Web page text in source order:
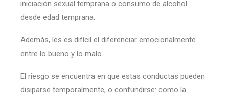
iniciación sexual temprana o consumo de alcohol
desde edad temprana.
Además, les es difícil el diferenciar emocionalmente
entre lo bueno y lo malo.
El riesgo se encuentra en que estas conductas pueden
disiparse temporalmente, o confundirse: como la